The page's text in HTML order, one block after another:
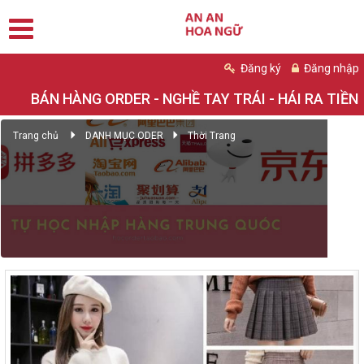
Đăng ký Đăng nhập
BÁN HÀNG ORDER - NGHỀ TAY TRÁI - HÁI RA TIỀN
Trang chủ DANH MỤC ODER Thời Trang